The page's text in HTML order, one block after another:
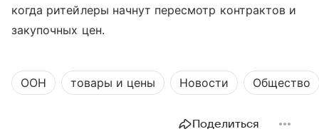
когда ритейлеры начнут пересмотр контрактов и
закупочных цен.
ООН товары и цены Новости Общество
Поделиться